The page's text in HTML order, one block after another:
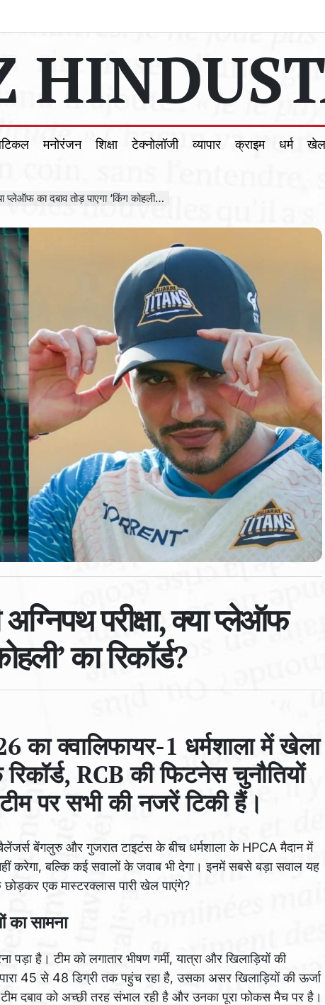
मनोरंजन शिक्षा टेक्नोलॉजी व्यापार क्राइम धर्म खेल
दबाव तोड़ पाएगा ‘किंग कोहली’ का रिकॉर्ड?
परीक्षा, क्या प्लेऑफ
का रिकॉर्ड?
क्वालिफायर-1 धर्मशाला में खेला
RCB की फिटनेस चुनौतियों
पर सभी की नजरें टिकी हैं।
बेंगलुरु और गुजरात टाइटंस के बीच धर्मशाला के HPCA मैदान में
करेगा, बल्कि कई सवालों के जवाब भी देगा। इनमें सबसे बड़ा सवाल यह
एक मास्टरक्लास पारी खेल पाएंगे?
का सामना
है। टीम को लगातार भीषण गर्मी, यात्रा और खिलाड़ियों की
45 से 48 डिग्री तक पहुंच रहा है, उसका असर खिलाड़ियों की ऊर्जा
दबाव को अच्छी तरह संभाल रही है और उनका पूरा फोकस मैच पर है।